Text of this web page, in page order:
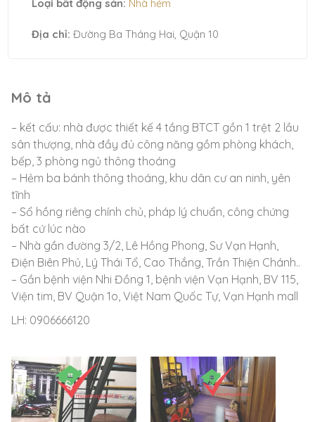
Loại bất động sản: Nhà hẻm
Địa chỉ:Đường Ba Tháng Hai, Quận 10
Mô tả
– kết cấu: nhà được thiết kế 4 tầng BTCT gồn 1 trệt 2 lầu
sân thượng, nhà đầy đủ công năng gồm phòng khách,
bếp, 3 phòng ngủ thông thoáng
– Hẻm ba bánh thông thoáng, khu dân cư an ninh, yên
tĩnh
– Sổ hồng riêng chính chủ, pháp lý chuẩn, công chứng
bất cứ lúc nào
– Nhà gần đường 3/2, Lê Hồng Phong, Sư Vạn Hạnh,
Điện Biên Phủ, Lý Thái Tổ, Cao Thắng, Trần Thiện Chánh..
– Gần bệnh viện Nhi Đồng 1, bệnh viện Vạn Hạnh, BV 115,
Viện tim, BV Quận 1o, Việt Nam Quốc Tự, Vạn Hạnh mall
LH: 0906666120